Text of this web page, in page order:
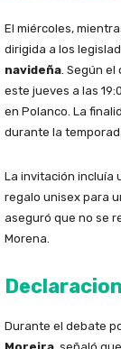
El miércoles,
dirigida a los
navideña. Según
este jueves a las
en Polanco. La
durante la
La invitación incluía
regalo unisex para
aseguró que no se
Morena.
Durante el debate